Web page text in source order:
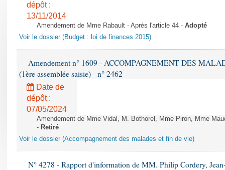
dépôt :
13/11/2014
Amendement de Mme Rabault - Après l'article 44 - Adopté
Voir le dossier (Budget : loi de finances 2015)
Amendement n° 1609 - ACCOMPAGNEMENT DES
(1ère assemblée saisie) - n° 2462
Date de
dépôt :
07/05/2024
Amendement de Mme Vidal, M. Bothorel, Mme Piron, Mme
- Retiré
Voir le dossier (Accompagnement des malades et fin de vie)
N° 4278 - Rapport d'information de MM. Philip Cordery,